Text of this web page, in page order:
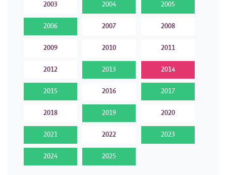
2003 2004 2005
2006 2007 2008
2009 2010 2011
2012 2013 2014
2015 2016 2017
2018 2019 2020
2021 2022 2023
2024 2025